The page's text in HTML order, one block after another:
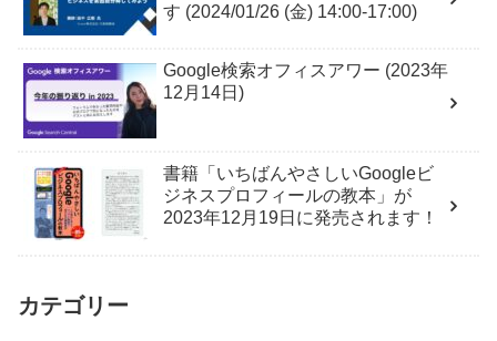
す (2024/01/26 (金) 14:00-17:00)
Google検索オフィスアワー (2023年
12月14日)
書籍「いちばんやさしいGoogleビ
ジネスプロフィールの教本」が
2023年12月19日に発売されます！
カテゴリー